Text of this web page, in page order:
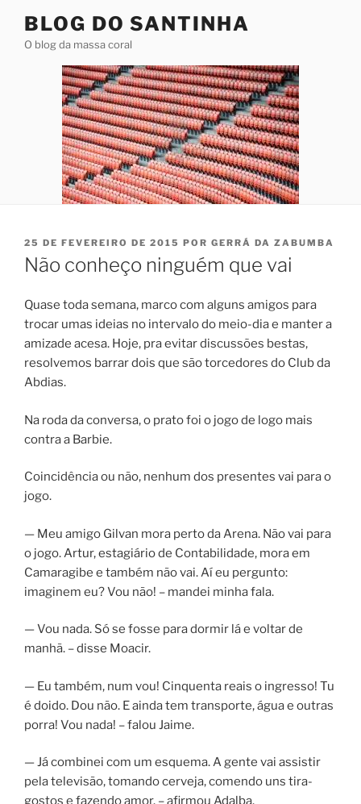
BLOG DO SANTINHA
O blog da massa coral
PUBLICADO
EM
25 DE FEVEREIRO DE 2015 POR GERRÁ DA ZABUMBA
Não conheço ninguém que vai
Quase toda semana, marco com alguns amigos para
trocar umas ideias no intervalo do meio-dia e manter a
amizade acesa. Hoje, pra evitar discussões bestas,
resolvemos barrar dois que são torcedores do Club da
Abdias.
Na roda da conversa, o prato foi o jogo de logo mais
contra a Barbie.
Coincidência ou não, nenhum dos presentes vai para o
jogo.
— Meu amigo Gilvan mora perto da Arena. Não vai para
o jogo. Artur, estagiário de Contabilidade, mora em
Camaragibe e também não vai. Aí eu pergunto:
imaginem eu? Vou não! – mandei minha fala.
— Vou nada. Só se fosse para dormir lá e voltar de
manhã. – disse Moacir.
— Eu também, num vou! Cinquenta reais o ingresso! Tu
é doido. Dou não. E ainda tem transporte, água e outras
porra! Vou nada! – falou Jaime.
— Já combinei com um esquema. A gente vai assistir
pela televisão, tomando cerveja, comendo uns tira-
gostos e fazendo amor. – afirmou Adalba.